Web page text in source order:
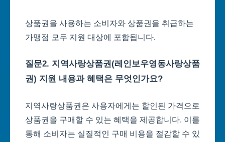
상품권을 사용하는 소비자와 상품권을 취급하는
가맹점 모두 지원 대상에 포함됩니다.
질문2. 지역사랑상품권(레인보우영동사랑상품
권) 지원 내용과 혜택은 무엇인가요?
지역사랑상품권은 사용자에게는 할인된 가격으로
상품권을 구매할 수 있는 혜택을 제공합니다. 이를
통해 소비자는 실질적인 구매 비용을 절감할 수 있